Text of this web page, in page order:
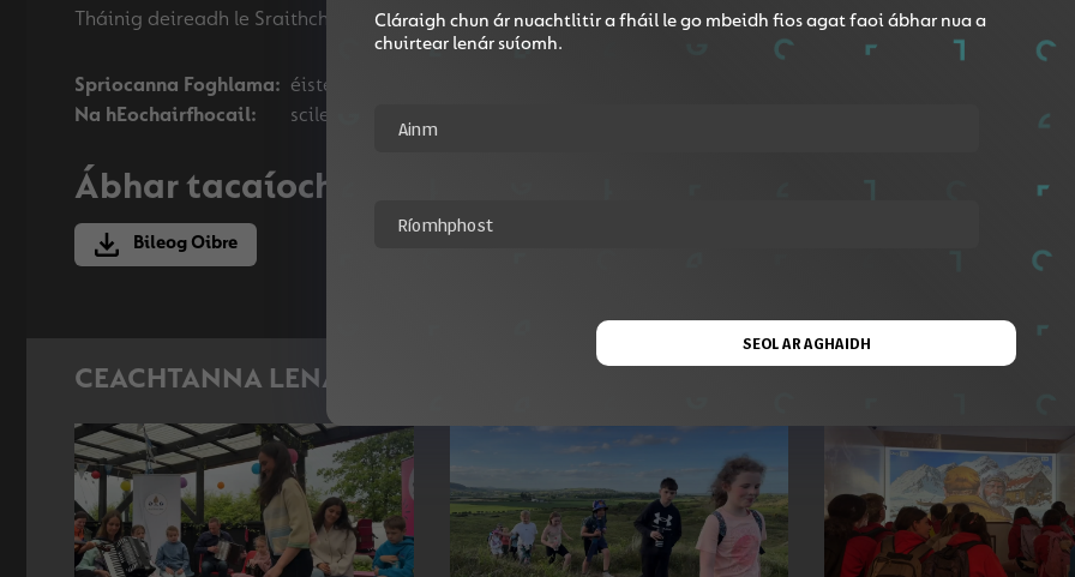
Spriocanna Foghlama: éisteacht, léamh, scríobh
Na hEochairfhocail:
scileanna, paróiste, páirt a ghlacadh, clár
Ábhar tacaíochta
Bileog Oibre
CEACHTANNA LENA MBAINEANN
Cláraigh chun ár nuachtlitir a fháil le go mbeidh fios agat faoi ábhar nua a
chuirtear lenár suíomh.
SEOL AR AGHAIDH